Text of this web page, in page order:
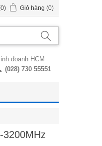
Giỏ hàng (0)
doanh HCM
(028) 730 55551
3200MHz